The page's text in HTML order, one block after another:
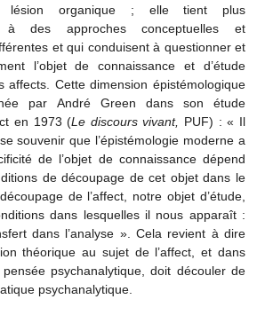
lésion organique ; elle tient plus
à des approches conceptuelles et
et qui conduisent à questionner et
l’objet de connaissance et d’étude
affects. Cette dimension épistémologique
par André Green dans son étude
en 1973 (Le discours vivant, PUF) : « Il
souvenir que l’épistémologie moderne a
de l’objet de connaissance dépend
de découpage de cet objet dans le
de l’affect, notre objet d’étude,
dans lesquelles il nous apparaît :
dans l’analyse ». Cela revient à dire
théorique au sujet de l’affect, et dans
psychanalytique, doit découler de
psychanalytique.